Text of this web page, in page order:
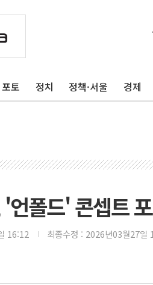
포토 정치 정책·서울 경제
'언폴드' 콘셉트
16:12 최종수정 : 2026년03월27일